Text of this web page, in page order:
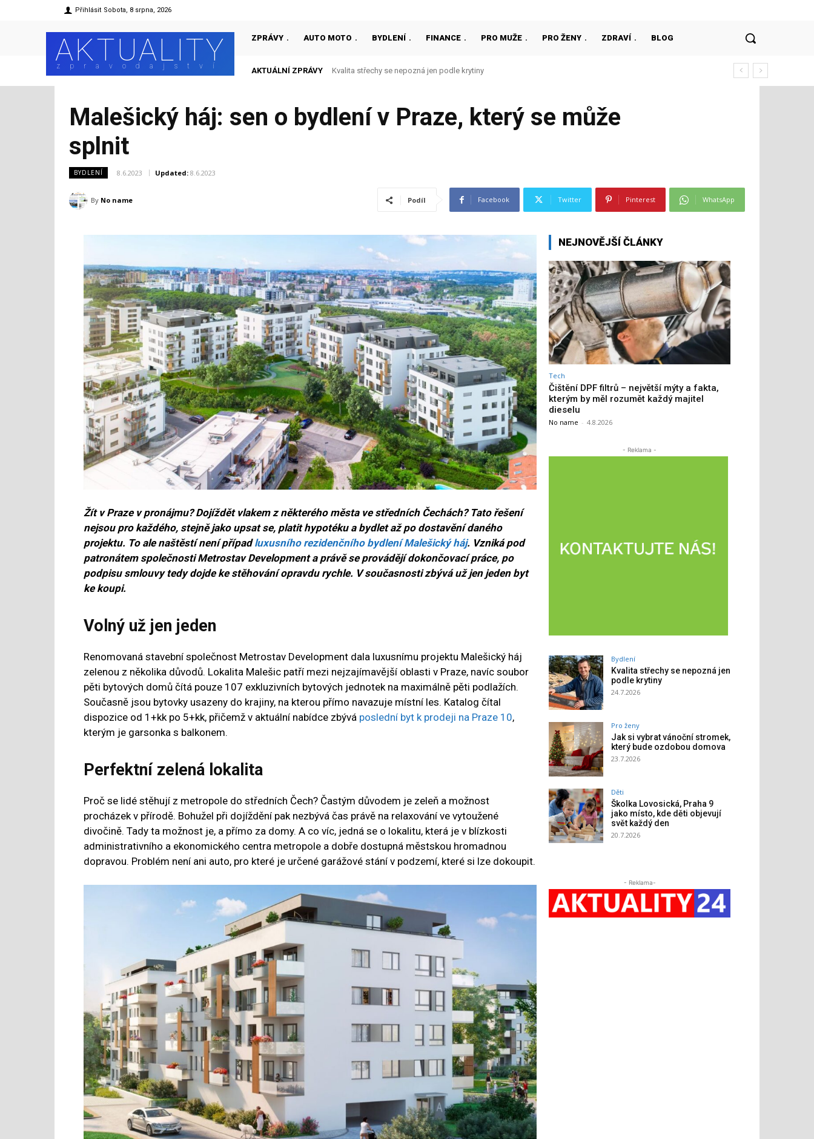
Přihlásit Sobota, 8 srpna, 2026
AKTUALITY
zpravodajství
ZPRÁVY AUTO MOTO BYDLENÍ FINANCE PRO MUŽE PRO ŽENY ZDRAVÍ BLOG
AKTUÁLNÍ ZPRÁVY Jak si vybrat vánoční stromek, který bude ozdobou domova
Malešický háj: sen o bydlení v Praze, který se může
splnit
BYDLENÍ 8.6.2023 Updated: 8.6.2023
By No name Podíl Facebook Twitter Pinterest WhatsApp
Žít v Praze v pronájmu? Dojíždět vlakem z některého města ve středních Čechách? Tato řešení
nejsou pro každého, stejně jako upsat se, platit hypotéku a bydlet až po dostavění daného
projektu. To ale naštěstí není případluxusního rezidenčního bydlení Malešický háj. Vzniká pod
patronátem společnosti Metrostav Development a právě se provádějí dokončovací práce, po
podpisu smlouvy tedy dojde ke stěhování opravdu rychle. V současnosti zbývá už jen jeden byt
ke koupi.
Volný už jen jeden
Renomovaná stavební společnost Metrostav Development dala luxusnímu projektu Malešický háj
zelenou z několika důvodů. Lokalita Malešic patří mezi nejzajímavější oblasti v Praze, navíc soubor
pěti bytových domů čítá pouze 107 exkluzivních bytových jednotek na maximálně pěti podlažích.
Současně jsou bytovky usazeny do krajiny, na kterou přímo navazuje místní les. Katalog čítal
dispozice od 1+kk po 5+kk, přičemž v aktuální nabídce zbývá poslední byt k prodeji na Praze 10,
kterým je garsonka s balkonem.
Perfektní zelená lokalita
Proč se lidé stěhují z metropole do středních Čech? Častým důvodem je zeleň a možnost
procházek v přírodě. Bohužel při dojíždění pak nezbývá čas právě na relaxování ve vytoužené
divočině. Tady ta možnost je, a přímo za domy. A co víc, jedná se o lokalitu, která je v blízkosti
administrativního a ekonomického centra metropole a dobře dostupná městskou hromadnou
dopravou. Problém není ani auto, pro které je určené garážové stání v podzemí, které si lze dokoupit.
NEJNOVĚJŠÍ ČLÁNKY
Tech
Čištění DPF filtrů – největší mýty a fakta,
kterým by měl rozumět každý majitel
dieselu
No name - 4.8.2026
- Reklama -
Bydlení
Kvalita střechy se nepozná jen
podle krytiny
24.7.2026
Pro ženy
Jak si vybrat vánoční stromek,
který bude ozdobou domova
23.7.2026
Děti
Školka Lovosická, Praha 9
jako místo, kde děti objevují
svět každý den
20.7.2026
- Reklama-